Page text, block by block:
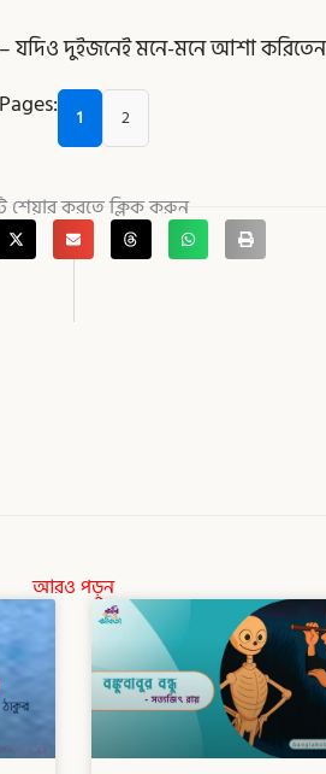
– যদিও দুইজনেই মনে-মনে আশা
Pages:
1 2
শেয়ার করতে ক্লিক করুন
আরও পড়ুন